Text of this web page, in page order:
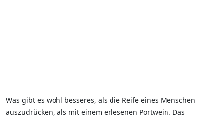
Was gibt es wohl besseres, als die Reife eines Menschen
auszudrücken, als mit einem erlesenen Portwein. Das